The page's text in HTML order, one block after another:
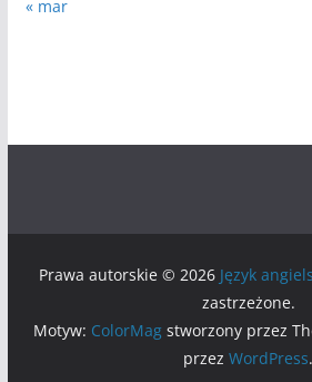
« mar
Prawa autorskie © 2026 Język
zastrzeżone.
Motyw: ColorMag stworzony przez
przezWordPress.